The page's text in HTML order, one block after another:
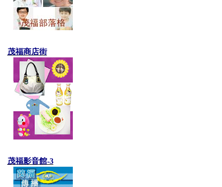
茂福商店街
茂福影音館-3